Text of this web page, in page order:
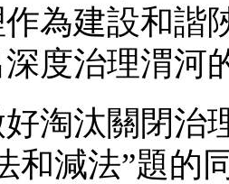
為建設和諧
度治理渭河
汰關閉治理
和減法”題的